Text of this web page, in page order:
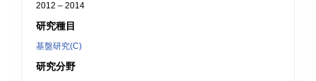
2012 – 2014
研究種目
基盤研究(C)
研究分野